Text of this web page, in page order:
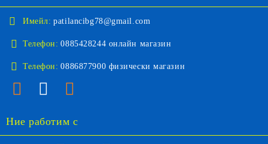
Имейл: patilancibg78@gmail.com
Телефон: 0885428244 онлайн магазин
Телефон: 0886877900 физически магазин
Ние работим с